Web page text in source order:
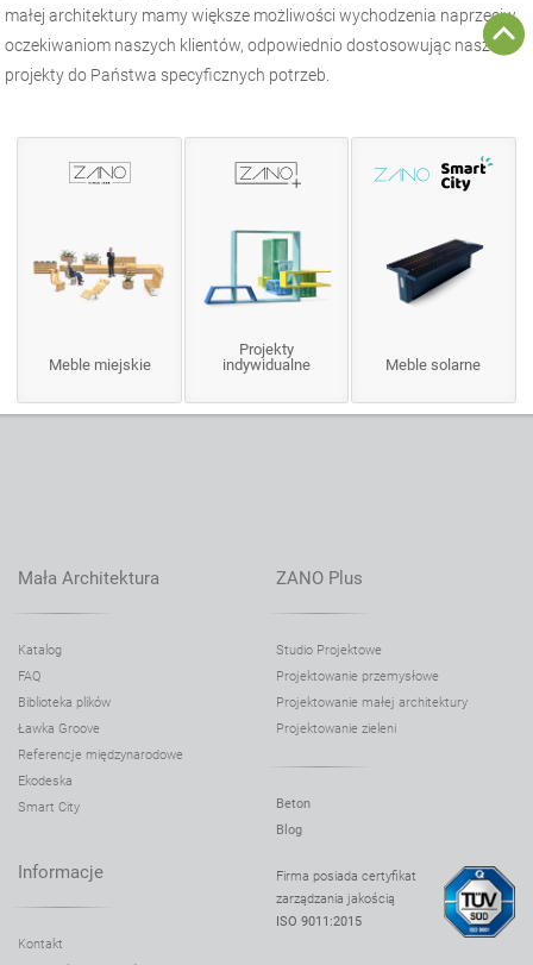
małej architektury mamy większe możliwości wychodzenia naprzeciw
oczekiwaniom naszych klientów, odpowiednio dostosowując nasze
projekty do Państwa specyficznych potrzeb.
Meble miejskie
Projekty
indywidualne
Meble solarne
Mała Architektura
Katalog
FAQ
Biblioteka plików
Ławka Groove
Referencje międzynarodowe
Ekodeska
Smart City
ZANO Plus
Studio Projektowe
Projektowanie przemysłowe
Projektowanie małej architektury
Projektowanie zieleni
Beton
Blog
Informacje
Kontakt
Firma posiada certyfikat
zarządzania jakością
ISO 9011:2015